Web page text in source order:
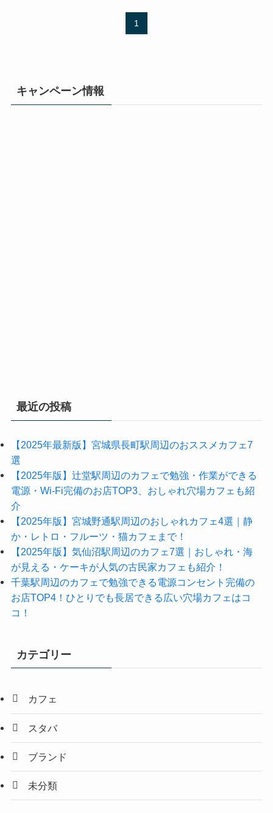
1
キャンペーン情報
最近の投稿
【2025年最新版】宮城県長町駅周辺のおススメカフェ7
選
【2025年版】辻堂駅周辺のカフェで勉強・作業ができる
電源・Wi-Fi完備のお店TOP3、おしゃれ穴場カフェも紹
介
【2025年版】宮城野通駅周辺のおしゃれカフェ4選｜静
か・レトロ・フルーツ・猫カフェまで！
【2025年版】気仙沼駅周辺のカフェ7選｜おしゃれ・海
が見える・ケーキが人気の古民家カフェも紹介！
千葉駅周辺のカフェで勉強できる電源コンセント完備の
お店TOP4！ひとりでも長居できる広い穴場カフェはコ
コ！
カテゴリー
カフェ
スタバ
ブランド
未分類